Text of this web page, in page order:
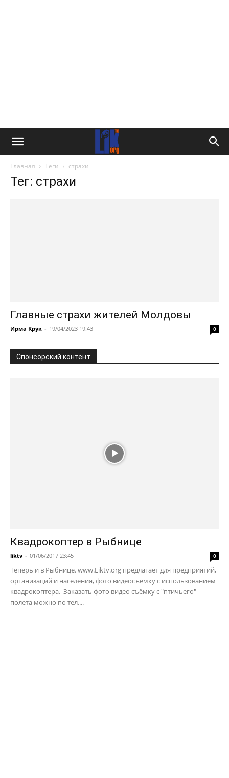
Главная Теги страхи
Тег: страхи
Главные страхи жителей Молдовы
Ирма Крук - 19/04/2023 19:43 0
Спонсорский контент
Квадрокоптер в Рыбнице
liktv - 01/06/2017 23:45 0
Теперь и в Рыбнице. www.Liktv.org предлагает для предприятий,
организаций и населения, фото видеосъёмку с использованием
квадрокоптера. Заказать фото видео съёмку с "птичьего"
полета можно по тел....